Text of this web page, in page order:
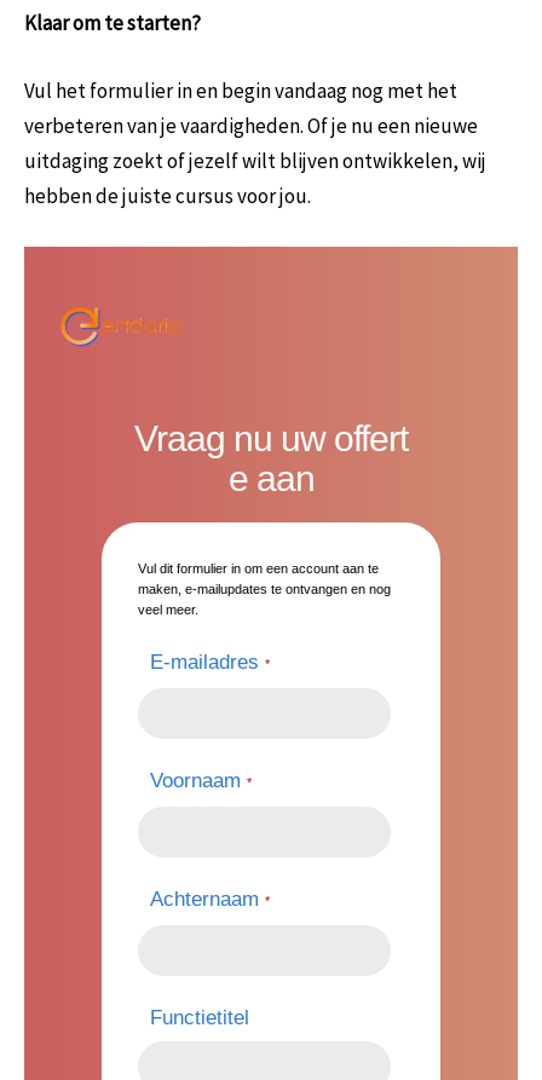
Klaar om te starten?
Vul het formulier in en begin vandaag nog met het
verbeteren van je vaardigheden. Of je nu een nieuwe
uitdaging zoekt of jezelf wilt blijven ontwikkelen, wij
hebben de juiste cursus voor jou.
Vraag nu uw offert
e aan
Vul dit formulier in om een ​​account aan te
maken, e-mailupdates te ontvangen en nog
veel meer.
E-mailadres *
Voornaam *
Achternaam *
Functietitel